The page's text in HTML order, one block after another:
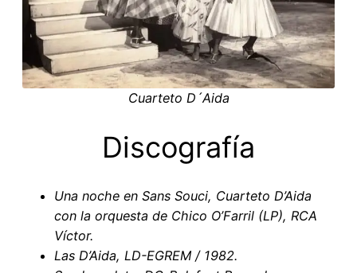
Cuarteto D´Aida
Discografía
Una noche en Sans Souci, Cuarteto D’Aida
con la orquesta de Chico O’Farril (LP), RCA
Víctor.
Las D’Aida, LD-EGREM / 1982.